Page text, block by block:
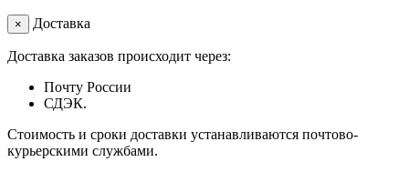
× Доставка
Доставка заказов происходит через:
Почту России
СДЭК.
Стоимость и сроки доставки устанавливаются почтово-
курьерскими службами.